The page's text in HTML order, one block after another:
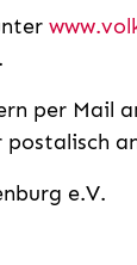
.
per Mail
postalisch
e.V.